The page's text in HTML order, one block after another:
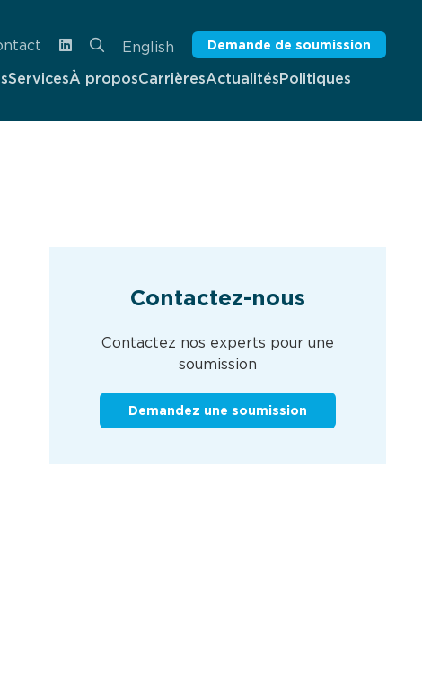
English Demande de soumission
ServicesÀ proposCarrièresActualitésPolitiques
Contactez-nous
Contactez nos experts pour une
soumission
Demandez une soumission